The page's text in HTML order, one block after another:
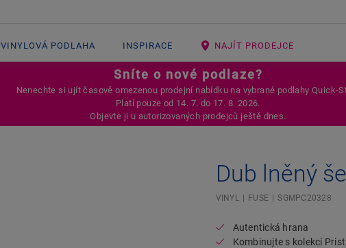
VINYLOVÁ PODLAHA INSPIRACE NAJÍT PRODEJCE
Sníte o nové podlaze?
Nenechte si ujít časově omezenou prodejní nabídku na vybrané podlahy Quick-
Platí pouze od 14. 7. do 17. 8. 2026.
Objevte ji u autorizovaných prodejců ještě dnes.
Open image in lightbox
Dub lněný
VINYL FUSE SGMPC20328
Autentická hrana
Kombinujte s kolekcí